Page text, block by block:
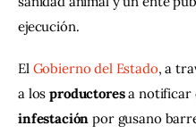
ejecución.
El Gobierno del Estado, a
a los productores a notificar
infestación por gusano